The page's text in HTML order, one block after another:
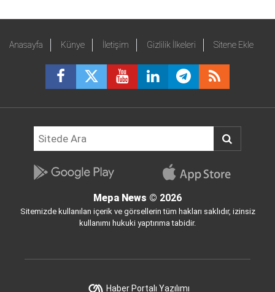
Anasayfa Künye İletişim Gizlilik İlkeleri Sitene Ekle
Mepa News © 2026
Sitemizde kullanılan içerik ve görsellerin tüm hakları saklıdır, izinsiz
kullanımı hukuki yaptırıma tabidir.
Haber Portalı Yazılımı